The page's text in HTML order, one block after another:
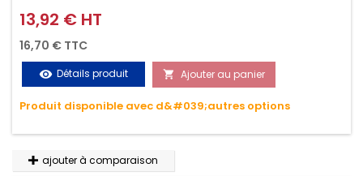
griffes (3M ou 5M / 350daN), simple et rapide d'utilisation.
Permet d'arrimer et de sécuriser vos chargements pendant
le transport. Matière polyester très résistante aux UV et aux
variations de températures, n'absorbe pas l'eau.
Prix
13,92 € HT
16,70 € TTC
visibility Détails produit  Ajouter au panier
Produit disponible avec d&#039;autres options
ajouter à comparaison